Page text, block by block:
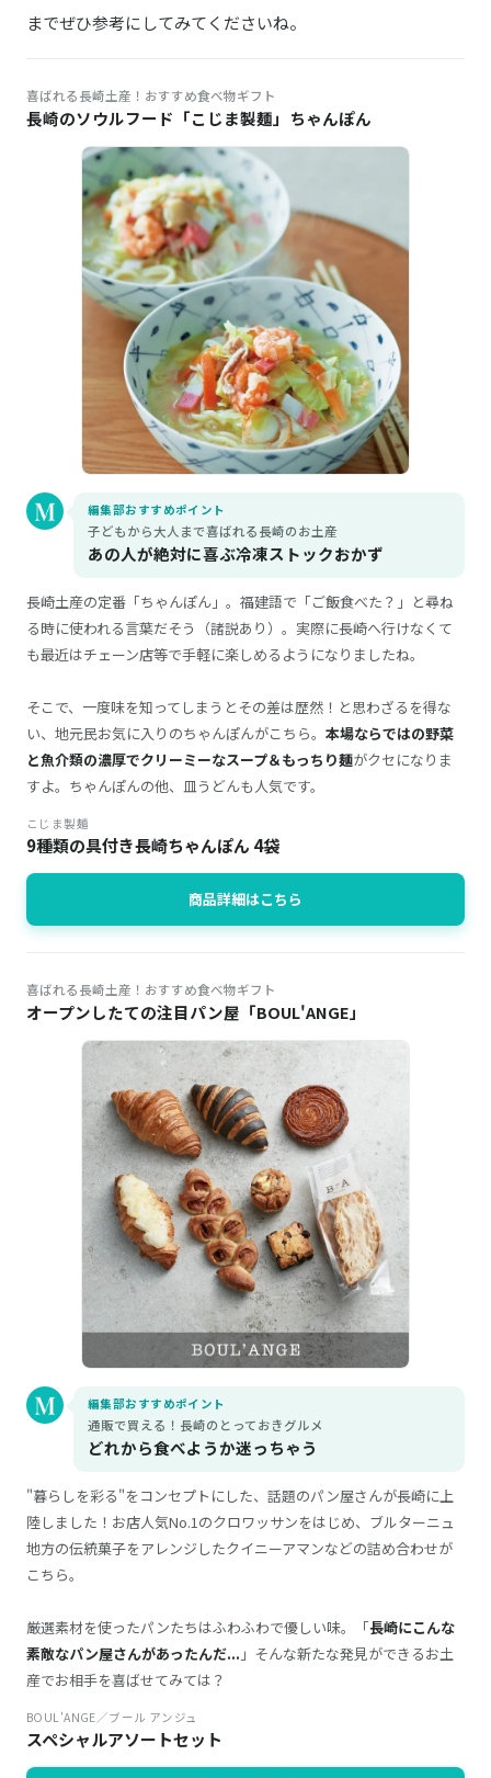
までぜひ参考にしてみてくださいね。
喜ばれる長崎土産！おすすめ食べ物ギフト
長崎のソウルフード「こじま製麺」ちゃんぽん
編集部おすすめポイント
子どもから大人まで喜ばれる長崎のお土産
あの人が絶対に喜ぶ冷凍ストックおかず
長崎土産の定番「ちゃんぽん」。福建語で「ご飯食べた？」と尋ね
る時に使われる言葉だそう（諸説あり）。実際に長崎へ行けなくて
も最近はチェーン店等で手軽に楽しめるようになりましたね。
そこで、一度味を知ってしまうとその差は歴然！と思わざるを得な
い、地元民お気に入りのちゃんぽんがこちら。 本場ならではの野菜
と魚介類の濃厚でクリーミーなスープ＆もっちり麺がクセになりま
すよ。ちゃんぽんの他、皿うどんも人気です。
こじま製麺
9種類の具付き長崎ちゃんぽん 4袋
商品詳細はこちら
喜ばれる長崎土産！おすすめ食べ物ギフト
オープンしたての注目パン屋「BOUL'ANGE」
編集部おすすめポイント
通販で買える！長崎のとっておきグルメ
どれから食べようか迷っちゃう
"暮らしを彩る"をコンセプトにした、話題のパン屋さんが長崎に上
陸しました！お店人気No.1のクロワッサンをはじめ、ブルターニュ
地方の伝統菓子をアレンジしたクイニーアマンなどの詰め合わせが
こちら。
厳選素材を使ったパンたちはふわふわで優しい味。「長崎にこんな
素敵なパン屋さんがあったんだ... 」そんな新たな発見ができるお土
産でお相手を喜ばせてみては？
BOUL'ANGE／ブール アンジュ
スペシャルアソートセット